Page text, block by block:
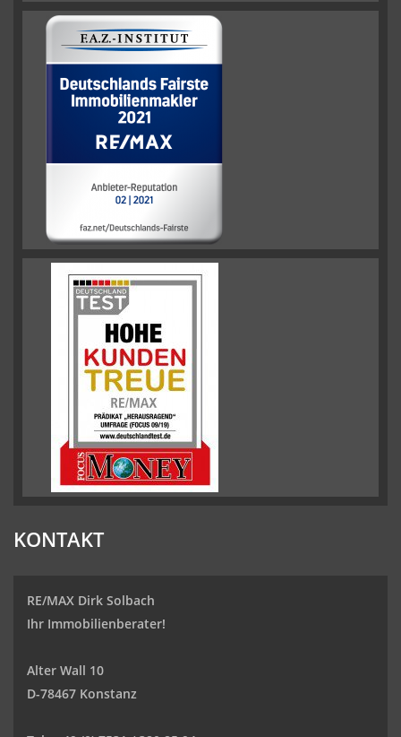
KONTAKT
RE/MAX Dirk Solbach
Ihr Immobilienberater!
Alter Wall 10
D-78467 Konstanz